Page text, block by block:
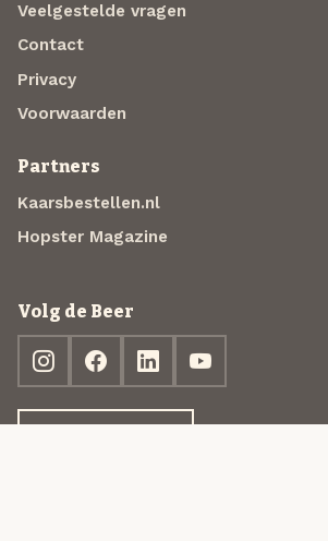
Veelgestelde vragen
Contact
Privacy
Voorwaarden
Partners
Kaarsbestellen.nl
Hopster Magazine
Volg de Beer